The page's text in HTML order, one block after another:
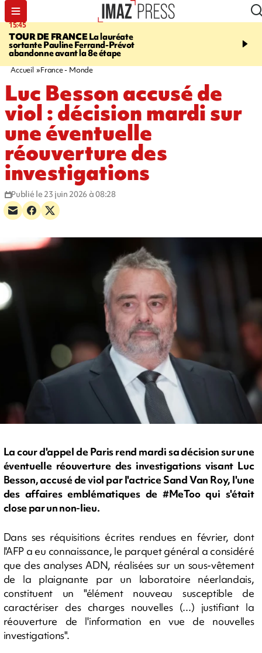
15:45
TOUR DE FRANCELa lauréate
sortante Pauline Ferrand-Prévot
abandonne avant la 8e étape
20:17
routière, concours de
Accueil France - Monde
Luc Besson accusé de
viol : décision mardi sur
une éventuelle
réouverture des
investigations
Publié le 23 juin 2026 à 08:28
La cour d'appel de Paris rend mardi sa décision sur une
éventuelle réouverture des investigations visant Luc
Besson, accusé de viol par l'actrice Sand Van Roy, l'une
des affaires emblématiques de #MeToo qui s'était
close par un non-lieu.
Dans ses réquisitions écrites rendues en février, dont
l'AFP a eu connaissance, le parquet général a considéré
que des analyses ADN, réalisées sur un sous-vêtement
de la plaignante par un laboratoire néerlandais,
constituent un "élément nouveau susceptible de
caractériser des charges nouvelles (...) justifiant la
réouverture de l'information en vue de nouvelles
investigations".